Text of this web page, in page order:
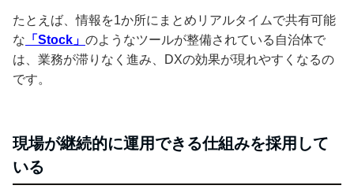
たとえば、情報を1か所にまとめリアルタイムで共有可能
な 「Stock」 のようなツールが整備されている自治体で
は、業務が滞りなく進み、DXの効果が現れやすくなるの
です。
現場が継続的に運用できる仕組みを採用して
いる